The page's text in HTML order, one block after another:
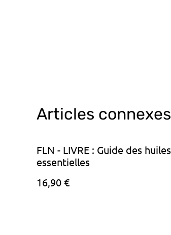
Articles connexes
FLN - LIVRE : Guide des huiles
essentielles
16,90 €